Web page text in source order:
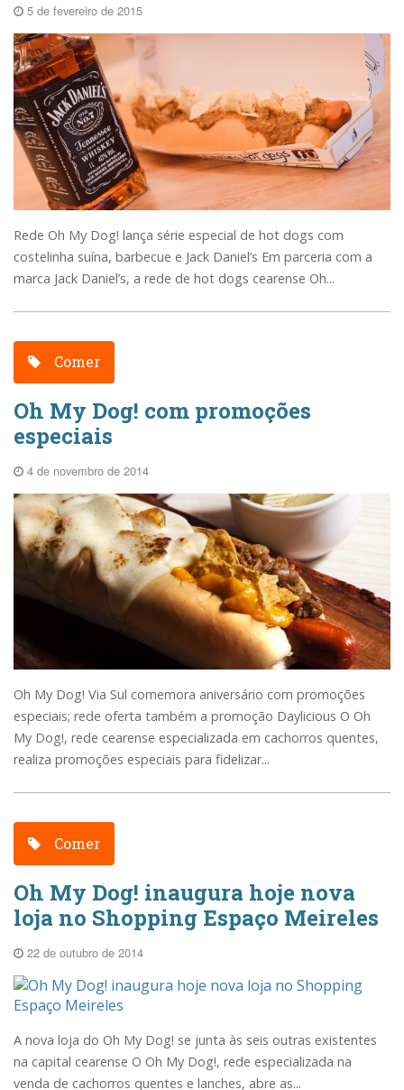
5 de fevereiro de 2015
Rede Oh My Dog! lança série especial de hot dogs com
costelinha suína, barbecue e Jack Daniel’s Em parceria com a
marca Jack Daniel’s, a rede de hot dogs cearense Oh...
Comer
Oh My Dog! com promoções
especiais
4 de novembro de 2014
Oh My Dog! Via Sul comemora aniversário com promoções
especiais; rede oferta também a promoção Daylicious O Oh
My Dog!, rede cearense especializada em cachorros quentes,
realiza promoções especiais para fidelizar...
Comer
Oh My Dog! inaugura hoje nova
loja no Shopping Espaço Meireles
22 de outubro de 2014
A nova loja do Oh My Dog! se junta às seis outras existentes
na capital cearense O Oh My Dog!, rede especializada na
venda de cachorros quentes e lanches, abre as...